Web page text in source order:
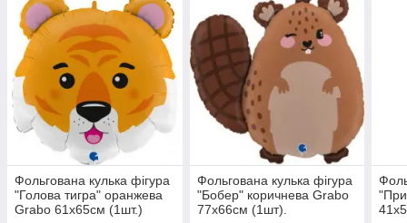
Фольгована кулька фігура
"Голова тигра" оранжева
Grabo 61х65см (1шт.)
Фольгована кулька фігура
"Бобер" коричнева Grabo
77х66см (1шт).